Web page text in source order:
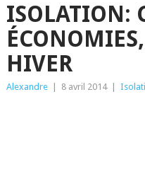
ISOLATION:
HIVER
Alexandre 8 avril 2014